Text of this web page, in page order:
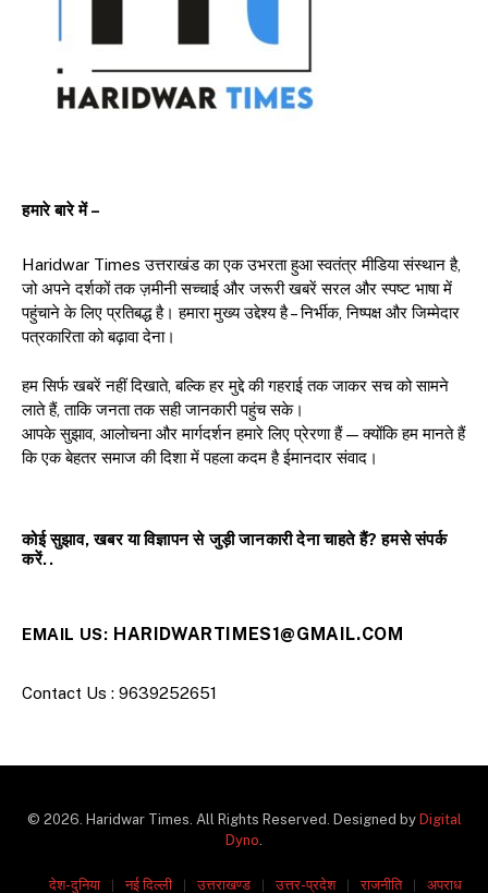
हमारे बारे में –
Haridwar Times उत्तराखंड का एक उभरता हुआ स्वतंत्र मीडिया संस्थान है,
जो अपने दर्शकों तक ज़मीनी सच्चाई और जरूरी खबरें सरल और स्पष्ट भाषा में
पहुंचाने के लिए प्रतिबद्ध है। हमारा मुख्य उद्देश्य है – निर्भीक, निष्पक्ष और जिम्मेदार
पत्रकारिता को बढ़ावा देना।
हम सिर्फ खबरें नहीं दिखाते, बल्कि हर मुद्दे की गहराई तक जाकर सच को सामने
लाते हैं, ताकि जनता तक सही जानकारी पहुंच सके।
आपके सुझाव, आलोचना और मार्गदर्शन हमारे लिए प्रेरणा हैं — क्योंकि हम मानते हैं
कि एक बेहतर समाज की दिशा में पहला कदम है ईमानदार संवाद।
कोई सुझाव, खबर या विज्ञापन से जुड़ी जानकारी देना चाहते हैं? हमसे संपर्क
करें..
EMAIL US: HARIDWARTIMES1@GMAIL.COM
Contact Us : 9639252651
© 2026. Haridwar Times. All Rights Reserved. Designed by Digital
Dyno.
देश-दुनिया नई दिल्ली उत्तराखण्ड उत्तर-प्रदेश राजनीति अपराध